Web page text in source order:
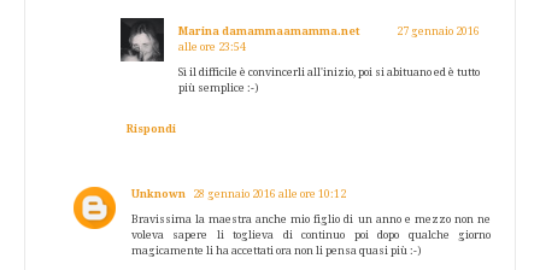
Marina damammaamamma.net
27 gennaio 2016
alle ore 23:54
Sì il difficile è convincerli all'inizio, poi si abituano ed è tutto
più semplice :-)
Rispondi
Unknown 28 gennaio 2016 alle ore 10:12
Bravissima la maestra anche mio figlio di un anno e mezzo non ne
voleva sapere li toglieva di continuo poi dopo qualche giorno
magicamente li ha accettati ora non li pensa quasi più :-)